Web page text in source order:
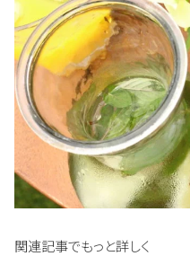
関連記事でもっと詳しく